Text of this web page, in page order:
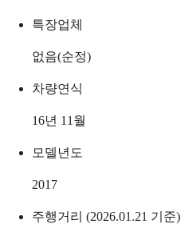
특장업체
없음(순정)
차량연식
16년 11월
모델년도
2017
주행거리 (2026.01.21 기준)